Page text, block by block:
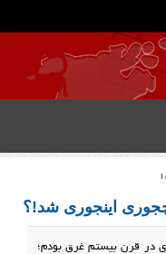
اینجوری شد!؟
در قرن بیستم غرق بودم؛